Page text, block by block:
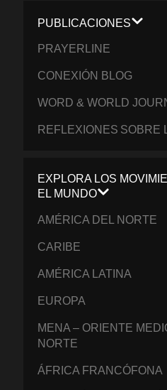
PUBLICACIONES
PRAYERLINE
CONEXIÓN BLOG
WORD & WORLD
REFLEXIONES SOBRE
EXPLORA LOS
EL MUNDO
AMÉRICA DEL NORTE
CARIBE
AMÉRICA LATINA
EUROPA
MENA – ORIENTE
NORTE
ÁFRICA FRANCÓFONA